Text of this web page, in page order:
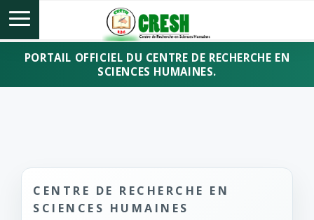
PORTAIL OFFICIEL DU CENTRE DE RECHERCHE EN
SCIENCES HUMAINES.
CENTRE DE RECHERCHE EN
SCIENCES HUMAINES